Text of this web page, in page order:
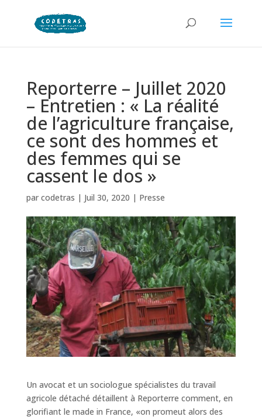
Reporterre – Juillet 2020
– Entretien : « La réalité
de l’agriculture française,
ce sont des hommes et
des femmes qui se
cassent le dos »
par codetras | Juil 30, 2020 | Presse
Un avocat et un sociologue spécialistes du travail
agricole détaché détaillent à Reporterre comment, en
glorifiant le made in France, «on promeut alors des